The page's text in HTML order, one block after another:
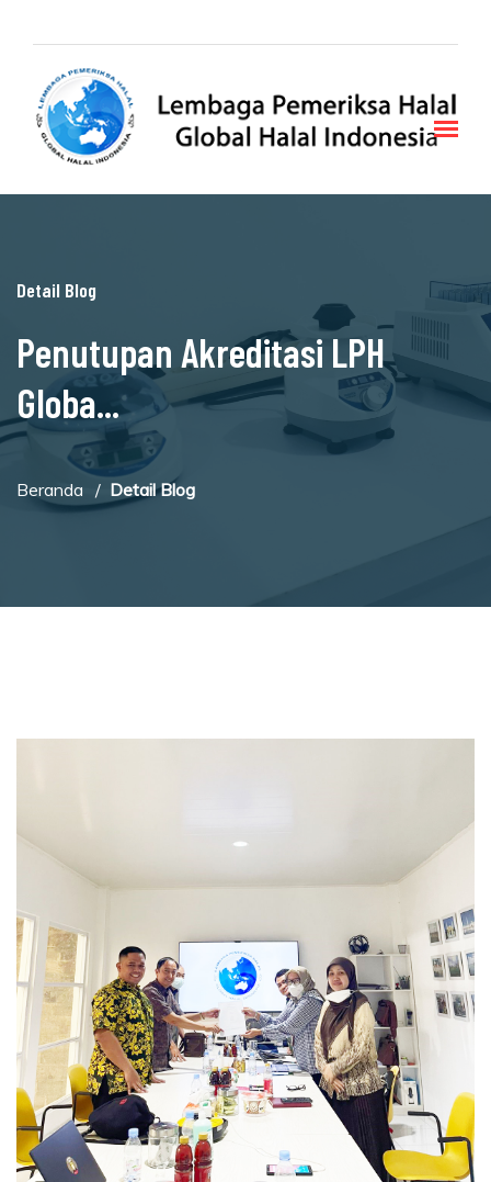
Detail Blog
Penutupan Akreditasi LPH
Globa...
Beranda Detail Blog